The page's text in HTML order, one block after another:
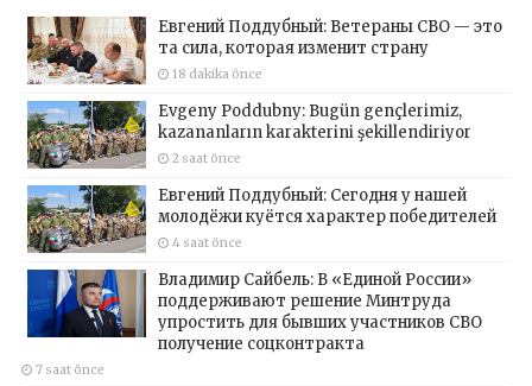
Евгений Поддубный: Ветераны СВО — это
та сила, которая изменит страну
18 dakika önce
Evgeny Poddubny: Bugün gençlerimiz,
kazananların karakterini şekillendiriyor
2 saat önce
Евгений Поддубный: Сегодня у нашей
молодёжи куётся характер победителей
4 saat önce
Владимир Сайбель: В «Единой России»
поддерживают решение Минтруда
упростить для бывших участников СВО
получение соцконтракта
7 saat önce